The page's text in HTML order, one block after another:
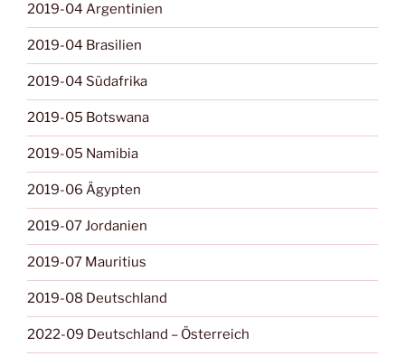
2019-04 Argentinien
2019-04 Brasilien
2019-04 Südafrika
2019-05 Botswana
2019-05 Namibia
2019-06 Ägypten
2019-07 Jordanien
2019-07 Mauritius
2019-08 Deutschland
2022-09 Deutschland – Österreich